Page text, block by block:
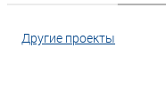
Другие проекты